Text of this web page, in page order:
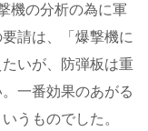
機の分析の為に軍
請は、「爆撃機に
いが、防弾板は重
一番効果のあがる
うものでした。